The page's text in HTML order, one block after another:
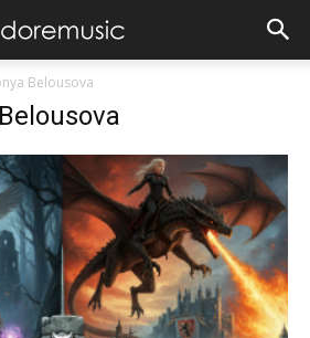
Belousova